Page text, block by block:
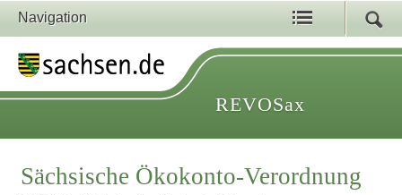
Navigation
REVOSax
Sächsische Ökokonto-Verordnung